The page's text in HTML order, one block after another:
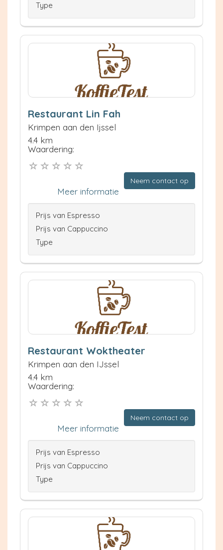
Type
Restaurant Lin Fah
Krimpen aan den Ijssel
4.4 km
Waardering:
Neem contact op
Meer informatie
Prijs van Espresso
Prijs van Cappuccino
Type
Restaurant Woktheater
Krimpen aan den IJssel
4.4 km
Waardering:
Neem contact op
Meer informatie
Prijs van Espresso
Prijs van Cappuccino
Type